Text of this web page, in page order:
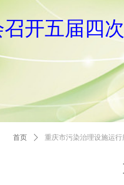
开五届四
首页 ꄲ 重庆市污染治理设施运